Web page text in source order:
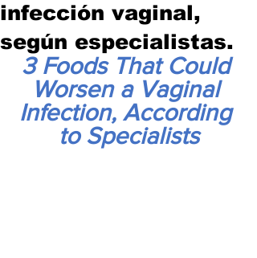
infección vaginal,
según especialistas.
3 Foods That Could
Worsen a Vaginal
Infection, According
to Specialists